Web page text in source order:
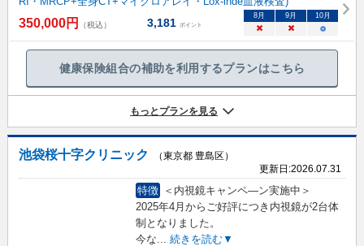
350,000円 （税込） 3,181 ポイント
8月 9月 10月
× × ○
健康保険組合の補助を利用するプランはこちら
もっとプランを見る
池袋桜十字クリニック
（東京都 豊島区）
更新日:2026.07.31
特徴
＜内視鏡キャンペ―ン実施中＞
2025年4月からご好評につき内視鏡が2台体
制となりました。
今な
続きを読む▼